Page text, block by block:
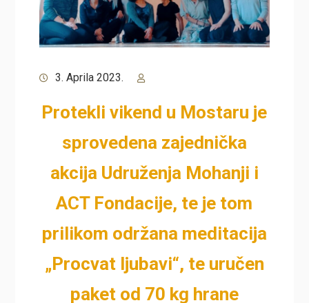
3. Aprila 2023.
Protekli vikend u Mostaru je
sprovedena zajednička
akcija Udruženja Mohanji i
ACT Fondacije, te je tom
prilikom održana meditacija
„Procvat ljubavi“, te uručen
paket od 70 kg hrane